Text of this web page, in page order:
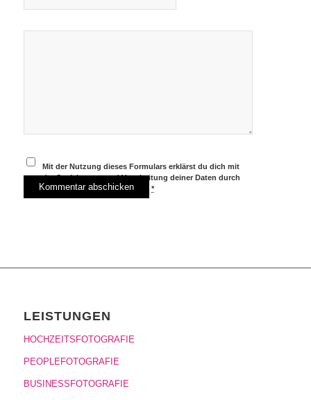
Mit der Nutzung dieses Formulars erklärst du dich mit
der Speicherung und Verarbeitung deiner Daten durch
diese Website einverstanden.*
LEISTUNGEN
HOCHZEITSFOTOGRAFIE
PEOPLEFOTOGRAFIE
BUSINESSFOTOGRAFIE